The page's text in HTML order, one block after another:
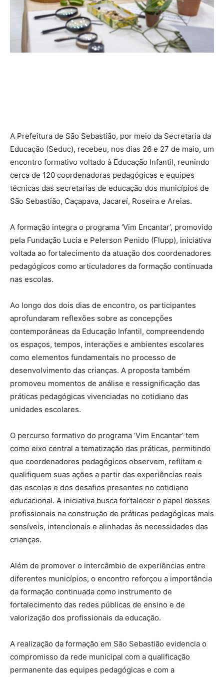
A Prefeitura de São Sebastião, por meio da Secretaria da
Educação (Seduc), recebeu, nos dias 26 e 27 de maio, um
encontro formativo voltado à Educação Infantil, reunindo
cerca de 120 coordenadoras pedagógicas e equipes
técnicas das secretarias de educação dos municípios de
São Sebastião, Caçapava, Jacareí, Roseira e Areias.
A formação integra o programa ‘Vim Encantar’, promovido
pela Fundação Lucia e Pelerson Penido (Flupp), iniciativa
voltada ao fortalecimento da atuação dos coordenadores
pedagógicos como articuladores da formação continuada
nas escolas.
Ao longo dos dois dias de encontro, os participantes
aprofundaram reflexões sobre as concepções
contemporâneas da Educação Infantil, compreendendo
os espaços, tempos, interações e ambientes escolares
como elementos fundamentais no processo de
desenvolvimento das crianças. A proposta também
promoveu momentos de análise e ressignificação das
práticas pedagógicas vivenciadas no cotidiano das
unidades escolares.
O percurso formativo do programa ‘Vim Encantar’ tem
como eixo central a tematização das práticas, permitindo
que coordenadores pedagógicos observem, reflitam e
qualifiquem suas ações a partir das experiências reais
das escolas e dos desafios presentes no cotidiano
educacional. A iniciativa busca fortalecer o papel desses
profissionais na construção de práticas pedagógicas mais
sensíveis, intencionais e alinhadas às necessidades das
crianças.
Além de promover o intercâmbio de experiências entre
diferentes municípios, o encontro reforçou a importância
da formação continuada como instrumento de
fortalecimento das redes públicas de ensino e de
valorização dos profissionais da educação.
A realização da formação em São Sebastião evidencia o
compromisso da rede municipal com a qualificação
permanente das equipes pedagógicas e com a